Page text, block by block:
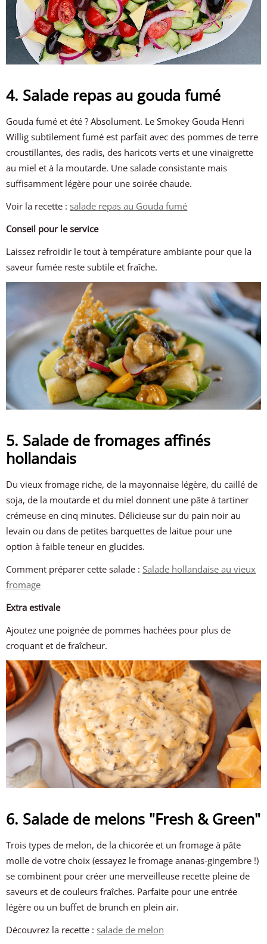
4. Salade repas au gouda fumé
Gouda fumé et été ? Absolument. Le Smokey Gouda Henri
Willig subtilement fumé est parfait avec des pommes de terre
croustillantes, des radis, des haricots verts et une vinaigrette
au miel et à la moutarde. Une salade consistante mais
suffisamment légère pour une soirée chaude.
Voir la recette : salade repas au Gouda fumé
Conseil pour le service
Laissez refroidir le tout à température ambiante pour que la
saveur fumée reste subtile et fraîche.
5. Salade de fromages affinés
hollandais
Du vieux fromage riche, de la mayonnaise légère, du caillé de
soja, de la moutarde et du miel donnent une pâte à tartiner
crémeuse en cinq minutes. Délicieuse sur du pain noir au
levain ou dans de petites barquettes de laitue pour une
option à faible teneur en glucides.
Comment préparer cette salade :Salade hollandaise au vieux
fromage
Extra estivale
Ajoutez une poignée de pommes hachées pour plus de
croquant et de fraîcheur.
6. Salade de melons "Fresh & Green"
Trois types de melon, de la chicorée et un fromage à pâte
molle de votre choix (essayez le fromage ananas-gingembre !)
se combinent pour créer une merveilleuse recette pleine de
saveurs et de couleurs fraîches. Parfaite pour une entrée
légère ou un buffet de brunch en plein air.
Découvrez la recette : salade de melon